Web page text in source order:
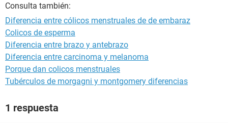
Consulta también:
Diferencia entre cólicos menstruales de de embaraz
Colicos de esperma
Diferencia entre brazo y antebrazo
Diferencia entre carcinoma y melanoma
Porque dan colicos menstruales
Tubérculos de morgagni y montgomery diferencias
1 respuesta